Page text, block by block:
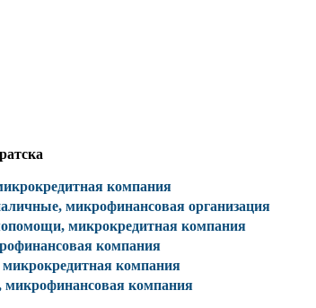
компания
микрофинансовая организация
микрокредитная компания
компания
микрокредитная компания
микрофинансовая компания